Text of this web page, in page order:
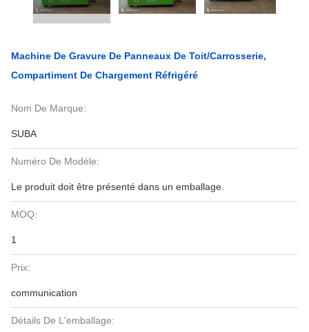
Machine De Gravure De Panneaux De Toit/carrosserie,
Compartiment De Chargement Réfrigéré
Nom De Marque:
SUBA
Numéro De Modèle:
Le produit doit être présenté dans un emballage.
MOQ:
1
Prix:
communication
Détails De L'emballage: